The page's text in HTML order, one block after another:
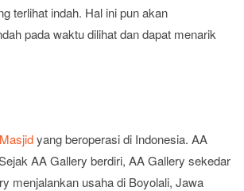
terlihat indah. Hal ini pun akan
pada waktu dilihat dan dapat menarik
yang beroperasi di Indonesia. AA
AA Gallery berdiri, AA Gallery sekedar
menjalankan usaha di Boyolali, Jawa